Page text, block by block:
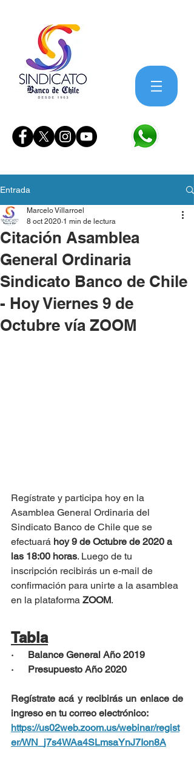
Entrada
Citación Asamblea
General Ordinaria
Sindicato Banco de Chile
- Hoy Viernes 9 de
Octubre vía ZOOM
Marcelo Villarroel
8 oct 2020 1 min de lectura
Regístrate y participa hoy en la
Asamblea General Ordinaria del
Sindicato Banco de Chile que se
efectuará hoy 9 de Octubre de 2020 a
las 18:00 horas. Luego de tu
inscripción recibirás un e-mail de
confirmación para unirte a la asamblea
en la plataforma ZOOM.
Tabla
·      Balance General Año 2019
·      Presupuesto Año 2020
Regístrate acá y recibirás un enlace de
ingreso en tu correo electrónico:
https://us02web.zoom.us/webinar/regist
er/WN_j7s4WAa4SLmsaYnJ7Ion8A